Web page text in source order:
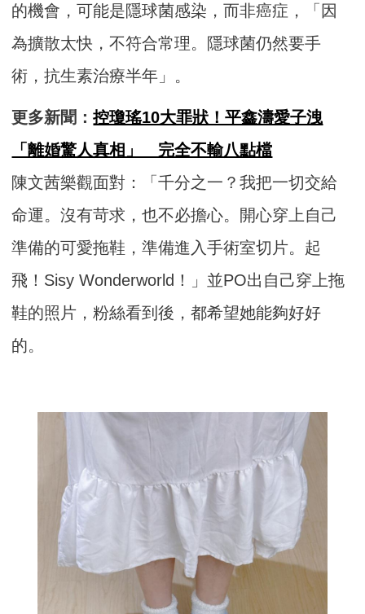
的機會，可能是隱球菌感染，而非癌症，「因
為擴散太快，不符合常理。隱球菌仍然要手
術，抗生素治療半年」。
更多新聞：控瓊瑤10大罪狀！平鑫濤愛子洩
「離婚驚人真相」 完全不輸八點檔
陳文茜樂觀面對：「千分之一？我把一切交給
命運。沒有苛求，也不必擔心。開心穿上自己
準備的可愛拖鞋，準備進入手術室切片。起
飛！Sisy Wonderworld！」並PO出自己穿上拖
鞋的照片，粉絲看到後，都希望她能夠好好
的。